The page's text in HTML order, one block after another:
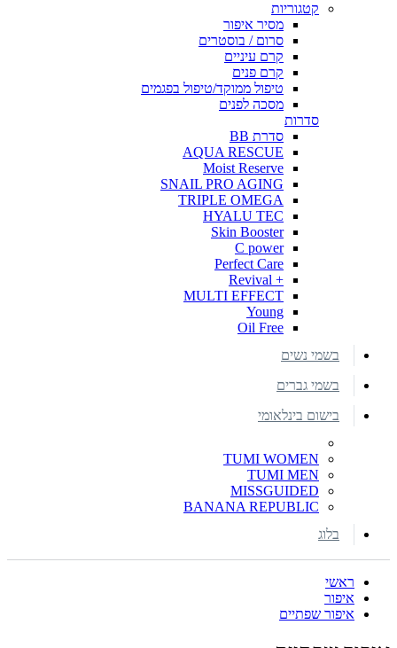
קטגוריות
מסיר איפור
סרום / בוסטרים
קרם עיניים
קרם פנים
טיפול ממוקד/טיפול בפגמים
מסכה לפנים
סדרות
סדרת BB
AQUA RESCUE
Moist Reserve
SNAIL PRO AGING
TRIPLE OMEGA
HYALU TEC
Skin Booster
C power
Perfect Care
+ Revival
MULTI EFFECT
Young
Oil Free
בשמי נשים
בשמי גברים
בישום בינלאומי
TUMI WOMEN
TUMI MEN
MISSGUIDED
BANANA REPUBLIC
בלוג
ראשי
איפור
איפור שפתיים